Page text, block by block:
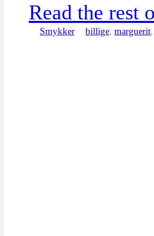
Read the rest
Smykker billige, marguerit,